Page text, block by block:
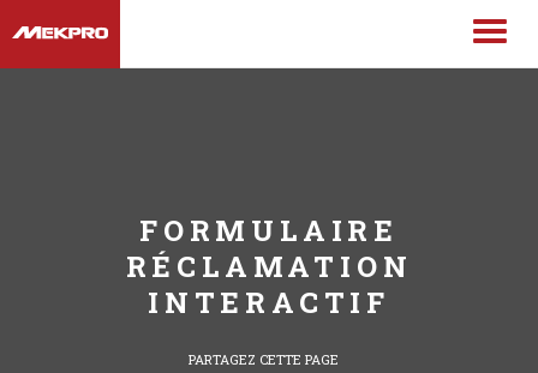
FORMULAIRE
RÉCLAMATION
INTERACTIF
PARTAGEZ CETTE PAGE